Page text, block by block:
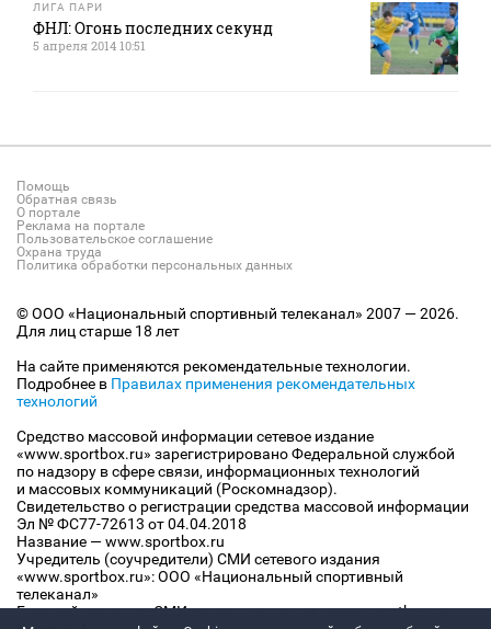
ЛИГА ПАРИ
ФНЛ: Огонь последних секунд
5 апреля 2014 10:51
Помощь
Обратная связь
О портале
Реклама на портале
Пользовательское соглашение
Охрана труда
Политика обработки персональных данных
© ООО «Национальный спортивный телеканал» 2007 — 2026.
Для лиц старше 18 лет
На сайте применяются рекомендательные технологии.
Подробнее в Правилах применения рекомендательных
технологий
Средство массовой информации сетевое издание
«www.sportbox.ru» зарегистрировано Федеральной службой
по надзору в сфере связи, информационных технологий
и массовых коммуникаций (Роскомнадзор).
Свидетельство о регистрации средства массовой информации
Эл № ФС77-72613 от 04.04.2018
Название — www.sportbox.ru
Учредитель (соучредители) СМИ сетевого издания
«www.sportbox.ru»: ООО «Национальный спортивный
телеканал»
Главный редактор СМИ сетевого издания «www.sportbox.ru»: